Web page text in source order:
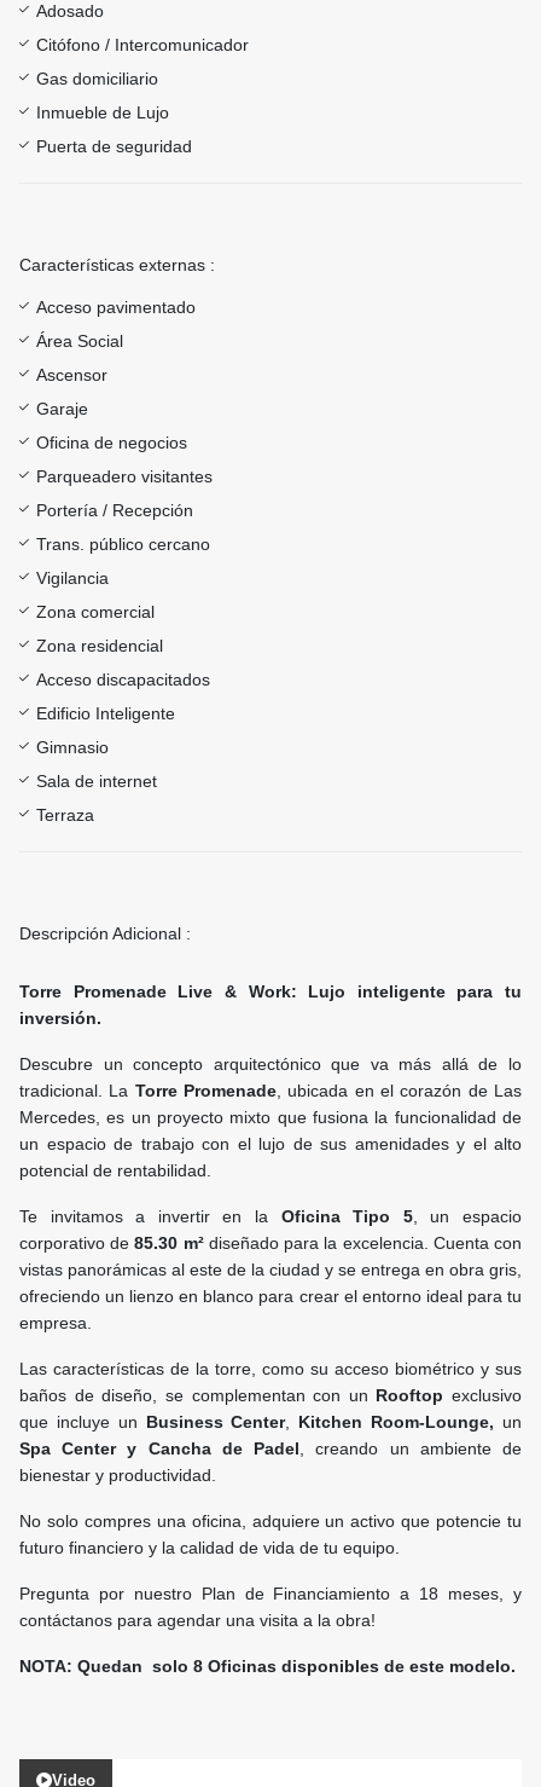
Adosado
Citófono / Intercomunicador
Gas domiciliario
Inmueble de Lujo
Puerta de seguridad
Características externas :
Acceso pavimentado
Área Social
Ascensor
Garaje
Oficina de negocios
Parqueadero visitantes
Portería / Recepción
Trans. público cercano
Vigilancia
Zona comercial
Zona residencial
Acceso discapacitados
Edificio Inteligente
Gimnasio
Sala de internet
Terraza
Descripción Adicional :
Torre Promenade Live & Work: Lujo inteligente para tu
inversión.
Descubre un concepto arquitectónico que va más allá de lo
tradicional. La Torre Promenade , ubicada en el corazón de Las
Mercedes, es un proyecto mixto que fusiona la funcionalidad de
un espacio de trabajo con el lujo de sus amenidades y el alto
potencial de rentabilidad.
Te invitamos a invertir en la Oficina Tipo 5, un espacio
corporativo de85.30 m²diseñado para la excelencia. Cuenta con
vistas panorámicas al este de la ciudad y se entrega en obra gris,
ofreciendo un lienzo en blanco para crear el entorno ideal para tu
empresa.
Las características de la torre, como su acceso biométrico y sus
baños de diseño, se complementan con un Rooftop exclusivo
que incluye un Business Center, Kitchen Room-Lounge, un
Spa Center y Cancha de Padel , creando un ambiente de
bienestar y productividad.
No solo compres una oficina, adquiere un activo que potencie tu
futuro financiero y la calidad de vida de tu equipo.
Pregunta por nuestro Plan de Financiamiento a 18 meses, y
contáctanos para agendar una visita a la obra!
NOTA: Quedan solo 8 Oficinas disponibles de este modelo.
Video